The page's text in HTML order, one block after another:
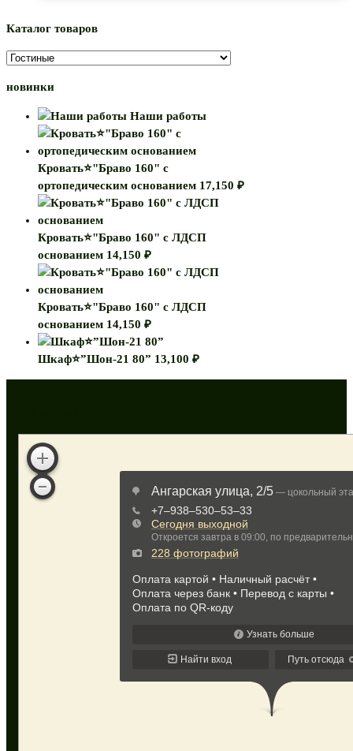
Каталог товаров
новинки
Наши работы
Кровать⭐"Браво 160" с
ортопедическим основанием 17,150 ₽
Кровать⭐"Браво 160" с ЛДСП
основанием 14,150 ₽
Кровать⭐"Браво 160" с ЛДСП
основанием 14,150 ₽
Шкаф⭐”Шон-21 80” 13,100 ₽